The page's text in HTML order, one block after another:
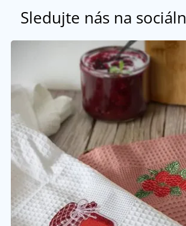
Sledujte nás na